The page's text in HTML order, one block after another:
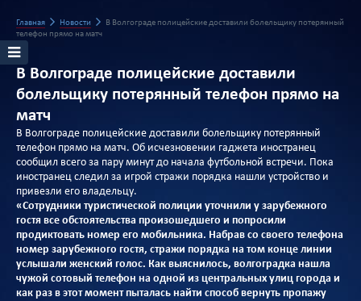
Главная Новости
В Волгограде полицейские доставили болельщику потерянный
телефон прямо на матч
В Волгограде полицейские доставили
болельщику потерянный телефон прямо на
матч
В Волгограде полицейские доставили болельщику потерянный
телефон прямо на матч. Об исчезновении гаджета иностранец
сообщил всего за пару минут до начала футбольной встречи. Пока
иностранец следил за игрой стражи порядка нашли устройство и
привезли его владельцу.
«Сотрудники туристической полиции уточнили у зарубежного
гостя все обстоятельства произошедшего и попросили
продиктовать номер его мобильника. Набрав со своего телефона
номер зарубежного гостя, стражи порядка на том конце линии
услышали женский голос. Как выяснилось, волгоградка нашла
чужой сотовый телефон на одной из центральных улиц города и
как раз в этот момент пыталась найти способ вернуть пропажу